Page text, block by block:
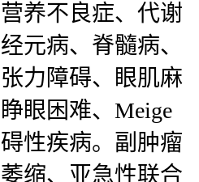
养不良症、代谢
元病、脊髓病、
力障碍、眼肌麻
眼困难、Meige
性疾病。副肿瘤
缩、亚急性联合